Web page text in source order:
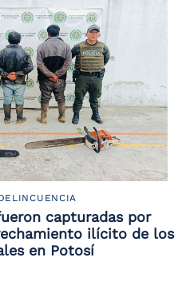
capturadas por
ilícito de los
en Potosí